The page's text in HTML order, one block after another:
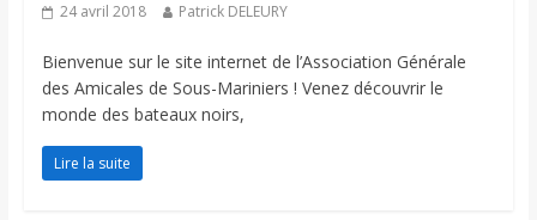
24 avril 2018 Patrick DELEURY
Bienvenue sur le site internet de l’Association Générale
des Amicales de Sous-Mariniers ! Venez découvrir le
monde des bateaux noirs,
Lire la suite